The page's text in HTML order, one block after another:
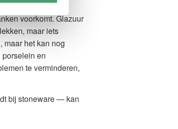
voorkomt. Glazuur
maar iets
maar het kan nog
en
te verminderen,
bij stoneware — kan